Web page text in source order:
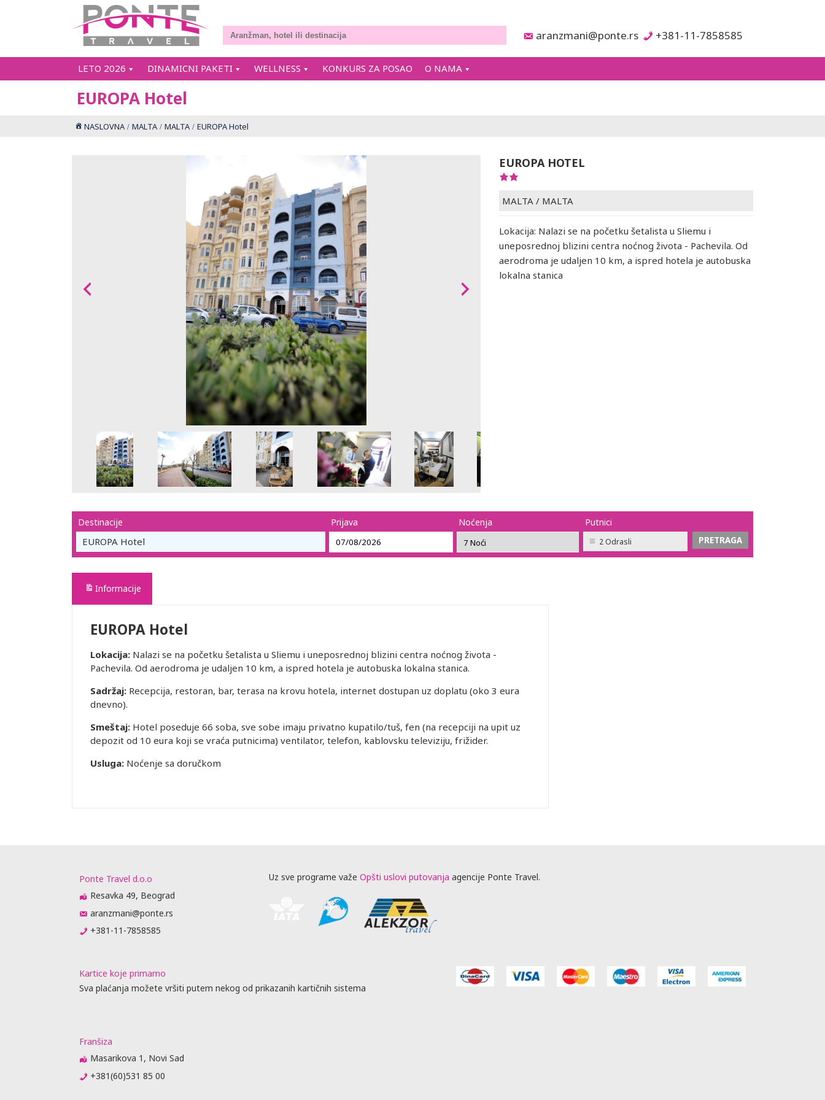
aranzmani@ponte.rs +381-11-7858585
LETO 2026 DINAMICNI PAKETI WELLNESS KONKURS ZA POSAO O NAMA
EUROPA Hotel
NASLOVNA MALTA MALTA EUROPA Hotel
EUROPA HOTEL
MALTA / MALTA
Lokacija: Nalazi se na početku šetalista u Sliemu i
uneposrednoj blizini centra noćnog života - Pachevila. Od
aerodroma je udaljen 10 km, a ispred hotela je autobuska
lokalna stanica
Destinacije
EUROPA Hotel
Prijava Noćenja Putnici
2 Odrasli
Informacije
EUROPA Hotel
Lokacija: Nalazi se na početku šetalista u Sliemu i uneposrednoj blizini centra noćnog života -
Pachevila. Od aerodroma je udaljen 10 km, a ispred hotela je autobuska lokalna stanica.
Sadržaj: Recepcija, restoran, bar, terasa na krovu hotela, internet dostupan uz doplatu (oko 3 eura
dnevno).
Smeštaj: Hotel poseduje 66 soba, sve sobe imaju privatno kupatilo/tuš, fen (na recepciji na upit uz
depozit od 10 eura koji se vraća putnicima) ventilator, telefon, kablovsku televiziju, frižider.
Usluga: Noćenje sa doručkom
Ponte Travel d.o.o
Resavka 49, Beograd
aranzmani@ponte.rs
+381-11-7858585
Uz sve programe važe Opšti uslovi putovanja agencije Ponte Travel.
Kartice koje primamo
Sva plaćanja možete vršiti putem nekog od prikazanih kartičnih sistema
Franšiza
Masarikova 1, Novi Sad
+381(60)531 85 00